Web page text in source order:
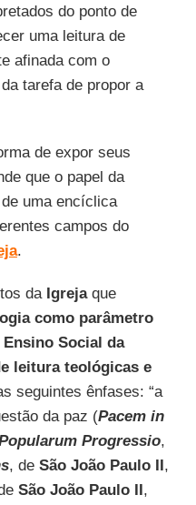
do ponto de
uma leitura de
afinada com o
tarefa de propor a
de expor seus
que o papel da
uma encíclica
campos do
.
da Igrejaque
como parâmetro
Social da
leitura teológicas e
seguintes ênfases: “a
da paz (Pacem in
Progressio,
, de São João Paulo II,
São João Paulo II,